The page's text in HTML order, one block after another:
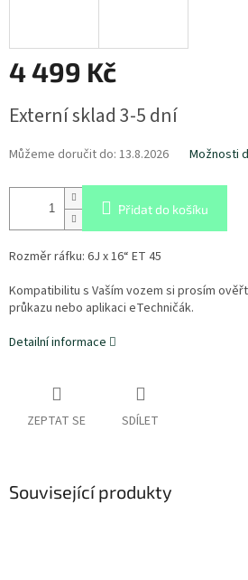
4 499 Kč
cena:
Externí sklad 3-5 dní
Můžeme doručit do: 13.8.2026 Možnosti
Přidat do košíku
Rozměr ráfku: 6J x 16“ ET 45
Kompatibilitu s Vaším vozem si prosím
průkazu nebo aplikaci eTechničák.
Detailní informace
ZEPTAT SE SDÍLET
Související produkty